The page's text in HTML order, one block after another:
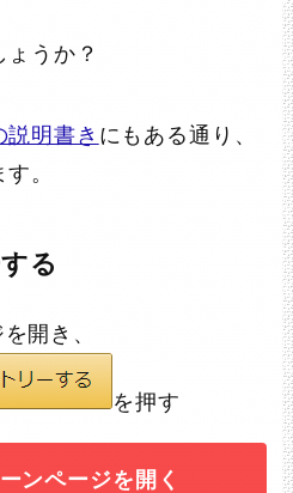
うか？
明書き にもある通り、
。
る
開き、
を押す
ンページを開く